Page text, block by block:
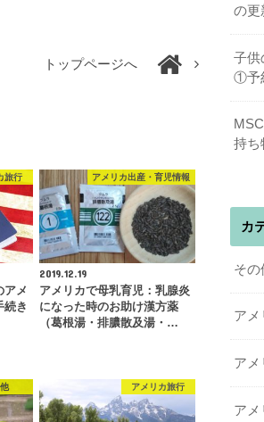
トップページへ
旅行
アメ
続き
アメリカ出産・育児情報
2019.12.19
アメリカで母乳育児：乳腺炎
になった時のお助け漢方薬
（葛根湯・排膿散及湯・…
アメリカ旅行
の更
子供
①予
持ち
カ
その
アメ
アメ
アメ